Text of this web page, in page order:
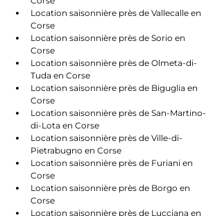
Location saisonnière près de Vallecalle en
Corse
Location saisonnière près de Sorio en
Corse
Location saisonnière près de Olmeta-di-
Tuda en Corse
Location saisonnière près de Biguglia en
Corse
Location saisonnière près de San-Martino-
di-Lota en Corse
Location saisonnière près de Ville-di-
Pietrabugno en Corse
Location saisonnière près de Furiani en
Corse
Location saisonnière près de Borgo en
Corse
Location saisonnière près de Lucciana en